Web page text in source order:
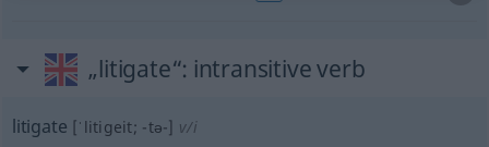
„litigate“: intransitive verb
litigate [ˈlitigeit; -tə-] v/i